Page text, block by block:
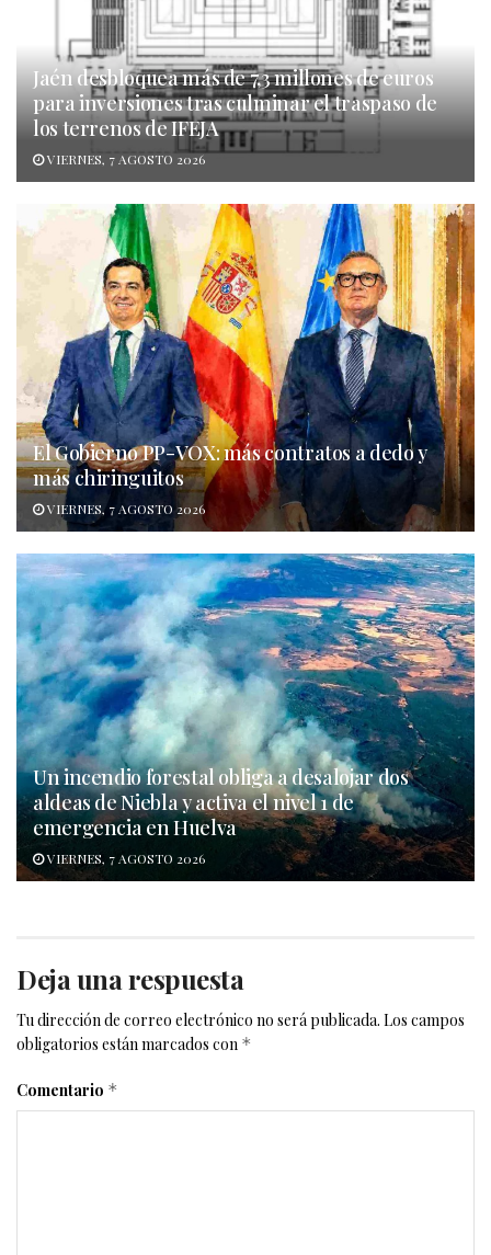
Jaén desbloquea más de 7,3 millones de euros
para inversiones tras culminar el traspaso de
los terrenos de IFEJA
VIERNES, 7 AGOSTO 2026
El Gobierno PP-VOX: más contratos a dedo y
más chiringuitos
VIERNES, 7 AGOSTO 2026
Un incendio forestal obliga a desalojar dos
aldeas de Niebla y activa el nivel 1 de
emergencia en Huelva
VIERNES, 7 AGOSTO 2026
Deja una respuesta
Tu dirección de correo electrónico no será publicada. Los campos
obligatorios están marcados con *
Comentario *